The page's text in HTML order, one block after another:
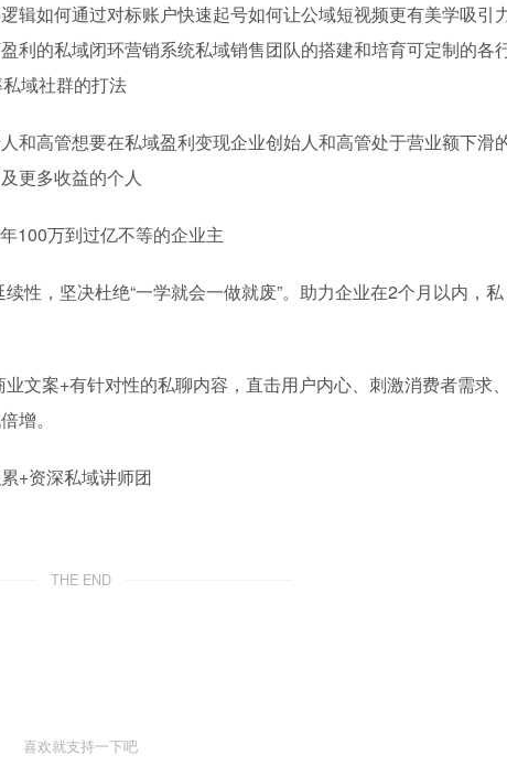
辑如何通过对标账户快速起号如何让公域短视频更有美学吸引
利的私域闭环营销系统私域销售团队的搭建和培育可定制的各
域社群的打法
和高管想要在私域盈利变现企业创始人和高管处于营业额下滑
更多收益的个人
100万到过亿不等的企业主
性，坚决杜绝“一学就会一做就废”。助力企业在2个月以内，私
文案+有针对性的私聊内容，直击用户内心、刺激消费者需求
增。
+资深私域讲师团
THE END
喜欢就支持一下吧